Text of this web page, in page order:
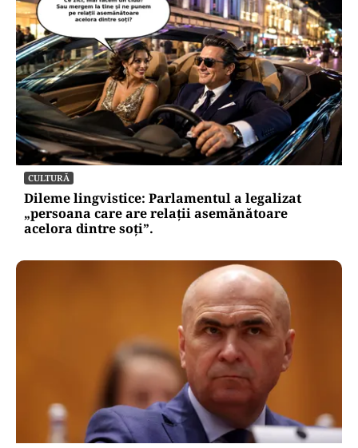
CULTURĂ
Dileme lingvistice: Parlamentul a legalizat
„persoana care are relații asemănătoare
acelora dintre soți”.